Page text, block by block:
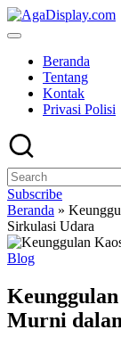
Skip
to
Beranda
Tentang
Kontak
Privasi Polisi
Subscribe
Beranda »
Sirkulasi Udara
Posted
Blog
Murni